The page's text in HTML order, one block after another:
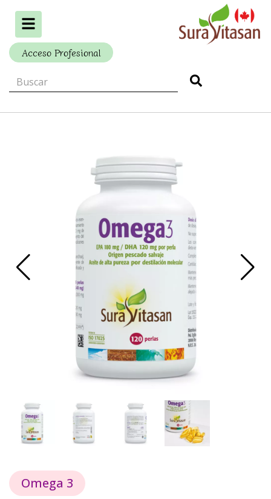
Alternar
navegación
Acceso Profesional
Omega 3